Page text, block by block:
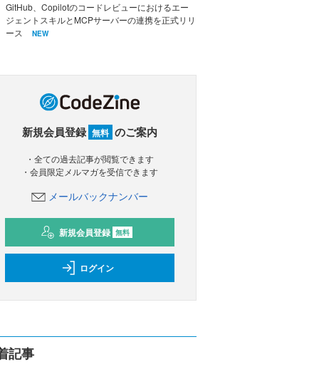
GitHub、Copilotのコードレビューにおけるエー
ジェントスキルとMCPサーバーの連携を正式リリ
ース
NEW
新規会員登録 無料 のご案内
・全ての過去記事が閲覧できます
・会員限定メルマガを受信できます
メールバックナンバー
新規会員登録 無料
ログイン
記事